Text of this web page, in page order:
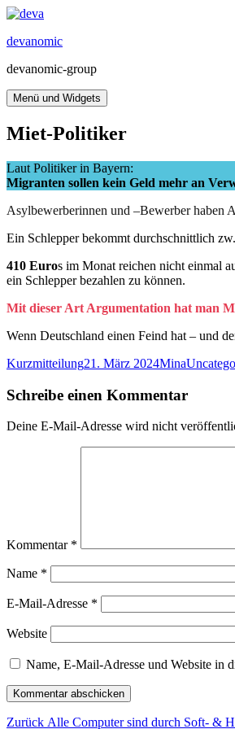
Zum
springen
devanomic
devanomic-group
Menü und Widgets
Miet-Politiker
Laut Politiker in Bayern:
Migranten sollen kein Geld mehr an
Asylbewerberinnen und –Bewerber haben
Ein Schlepper bekommt durchschnittlich zw.
410 Euros im Monat reichen nicht einmal
ein Schlepper bezahlen zu können.
Mit dieser Art Argumentation hat man
Wenn Deutschland einen Feind hat – und
Format
KurzmitteilungVeröffentlicht
21. März 2024Autor
Mina
Schreibe einen Kommentar
Deine E-Mail-Adresse wird nicht
Kommentar *
Name *
E-Mail-Adresse *
Website
Name, E-Mail-Adresse und Website in
Zurück Vorheriger
Alle Computer sind durch Soft- &